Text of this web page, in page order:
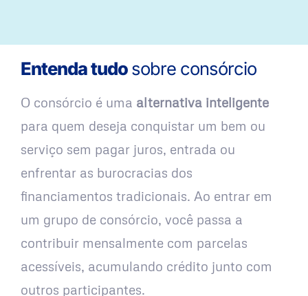
Entenda tudosobre consórcio
O consórcio é uma alternativa inteligente
para quem deseja conquistar um bem ou
serviço sem pagar juros, entrada ou
enfrentar as burocracias dos
financiamentos tradicionais. Ao entrar em
um grupo de consórcio, você passa a
contribuir mensalmente com parcelas
acessíveis, acumulando crédito junto com
outros participantes.